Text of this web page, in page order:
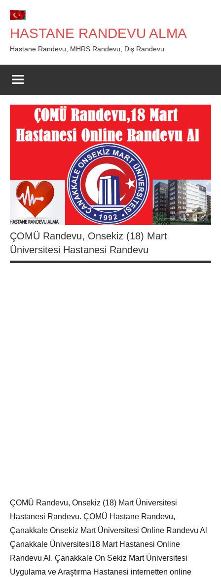
geç
HASTANE RANDEVU ALMA
Hastane Randevu, MHRS Randevu, Diş Randevu
ÇOMÜ Randevu, Onsekiz (18) Mart
Üniversitesi Hastanesi Randevu
ÇOMÜ Randevu, Onsekiz (18) Mart Üniversitesi
Hastanesi Randevu. ÇOMÜ Hastane Randevu,
Çanakkale Onsekiz Mart Üniversitesi Online Randevu Al
Çanakkale Üniversitesi18 Mart Hastanesi Online
Randevu Al. Çanakkale On Sekiz Mart Üniversitesi
Uygulama ve Araştırma Hastanesi internetten online